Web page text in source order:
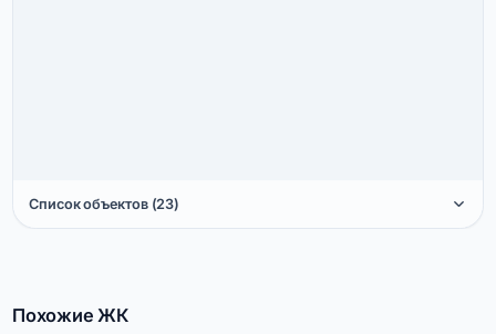
Список объектов (23)
Похожие ЖК